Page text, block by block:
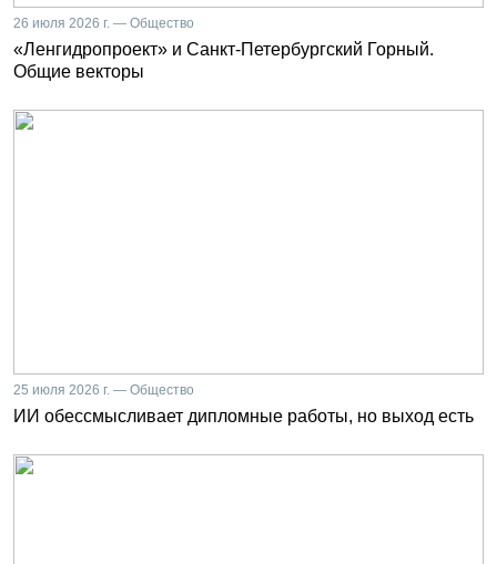
26 июля 2026 г. — Общество
«Ленгидропроект» и Санкт-Петербургский Горный.
Общие векторы
25 июля 2026 г. — Общество
ИИ обессмысливает дипломные работы, но выход есть